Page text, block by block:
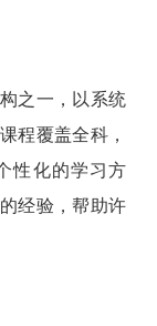
之一，以系统
程覆盖全科，
性化的学习方
经验，帮助许